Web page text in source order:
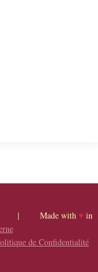
| Made with ♥in
de Confidentialité